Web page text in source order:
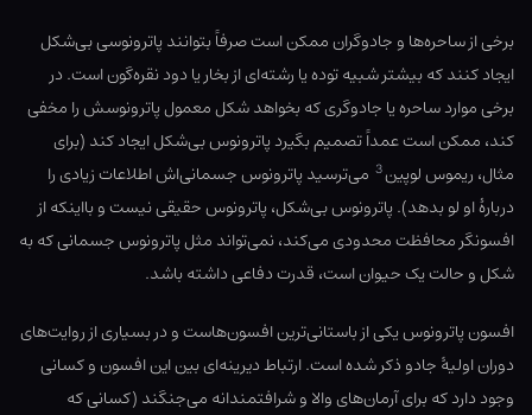
برخی از ساحره‌ها و جادوگران ممکن است صرفاً بتوانند پاترونوسی بی‌شکل
ایجاد کنند که بیشتر شبیه توده یا رشته‌ای از بخار یا دود نقره‌‌گون است. در
برخی موارد ساحره یا جادوگری که بخواهد شکل معمول پاترونوسش را مخفی
کند، ممکن است عمداً تصمیم بگیرد پاترونوس بی‌شکل ایجاد کند (برای
مثال، ریموس لوپین3 می‌ترسید پاترونوس جسمانی‌اش اطلاعات زیادی را
دربارهٔ او لو بدهد). پاترونوس بی‌شکل، پاترونوس حقیقی نیست و بااینکه از
افسونگر محافظت محدودی می‌کند، نمی‌تواند مثل پاترونوس جسمانی که به
شکل و حالت یک حیوان است، قدرت دفاعی داشته باشد.
افسون پاترونوس یکی از باستانی‌ترین افسون‌هاست و در بسیاری از روایت‌های
دوران اولیهٔ جادو ذکر شده است. ارتباط دیرینه‌ای بین این افسون و کسانی
وجود دارد که برای آرمان‌های والا و شرافتمندانه می‌جنگند (کسانی که